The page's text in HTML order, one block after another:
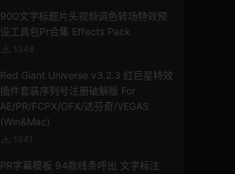
900文字标题片头视频调色转场特效预
设工具包Pr合集 Effects Pack
1348
Red Giant Universe v3.2.3 红巨星特效
插件套装序列号注册破解版 For
AE/PR/FCPX/OFX/达芬奇/VEGAS
(Win&Mac)
1341
PR字幕模板 94款线条呼出 文字标注